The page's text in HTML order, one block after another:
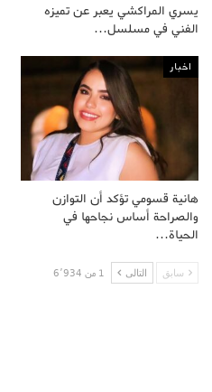
يسري المراكشي يعبر عن تميزه
الفني في مسلسل…
اخبار
هانية قسومي تؤكد أن التوازن
والصراحة أساس نجاحها في
الحياة…
سابق التالى 1 من 6٬934